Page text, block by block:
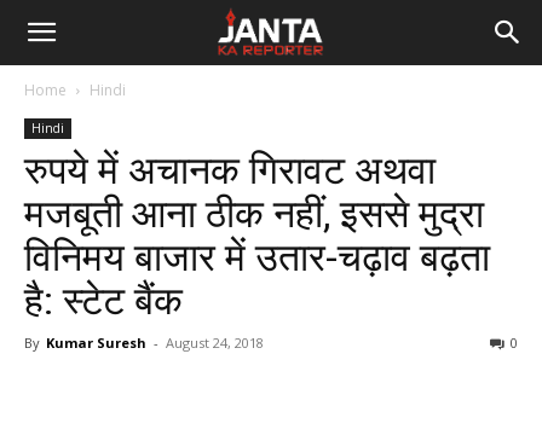
Janta
Reporter
Home Hindi
Hindi
रुपये में अचानक गिरावट अथवा
मजबूती आना ठीक नहीं, इससे मुद्रा
विनिमय बाजार में उतार-चढ़ाव बढ़ता
है: स्टेट बैंक
By Kumar Suresh - August 24, 2018 0